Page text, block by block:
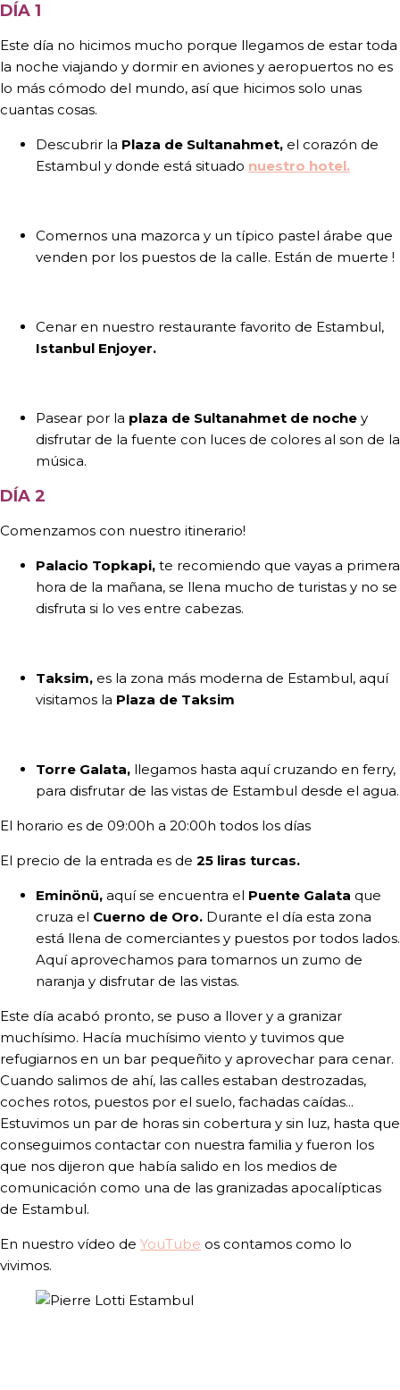
DÍA 1
Este día no hicimos mucho porque llegamos de estar toda
la noche viajando y dormir en aviones y aeropuertos no es
lo más cómodo del mundo, así que hicimos solo unas
cuantas cosas.
Descubrir la Plaza de Sultanahmet, el corazón de
Estambul y donde está situado nuestro hotel.
Comernos una mazorca y un típico pastel árabe que
venden por los puestos de la calle. Están de muerte !
Cenar en nuestro restaurante favorito de Estambul,
Istanbul Enjoyer.
Pasear por la plaza de Sultanahmet de noche y
disfrutar de la fuente con luces de colores al son de la
música.
DÍA 2
Comenzamos con nuestro itinerario!
Palacio Topkapi, te recomiendo que vayas a primera
hora de la mañana, se llena mucho de turistas y no se
disfruta si lo ves entre cabezas.
Taksim, es la zona más moderna de Estambul, aquí
visitamos la Plaza de Taksim
Torre Galata, llegamos hasta aquí cruzando en ferry,
para disfrutar de las vistas de Estambul desde el agua.
El horario es de 09:00h a 20:00h todos los días
El precio de la entrada es de 25 liras turcas.
Eminönü, aquí se encuentra el Puente Galata que
cruza el Cuerno de Oro. Durante el día esta zona
está llena de comerciantes y puestos por todos lados.
Aquí aprovechamos para tomarnos un zumo de
naranja y disfrutar de las vistas.
Este día acabó pronto, se puso a llover y a granizar
muchísimo. Hacía muchísimo viento y tuvimos que
refugiarnos en un bar pequeñito y aprovechar para cenar.
Cuando salimos de ahí, las calles estaban destrozadas,
coches rotos, puestos por el suelo, fachadas caídas...
Estuvimos un par de horas sin cobertura y sin luz, hasta que
conseguimos contactar con nuestra familia y fueron los
que nos dijeron que había salido en los medios de
comunicación como una de las granizadas apocalípticas
de Estambul.
En nuestro vídeo de YouTube os contamos como lo
vivimos.